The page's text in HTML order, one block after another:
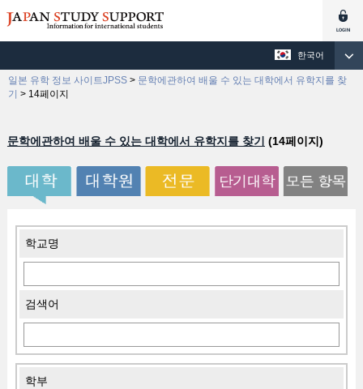
한국어
일본 유학 정보 사이트JPSS > 문학에관하여 배울 수 있는 대학에서 유학지를 찾
기 > 14페이지
문학에관하여 배울 수 있는 대학에서 유학지를 찾기 (14페이지)
학교명
검색어
학부